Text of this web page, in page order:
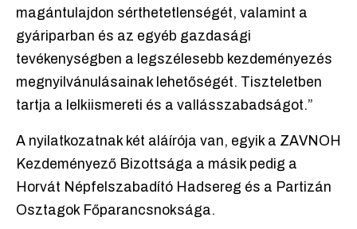
magántulajdon sérthetetlenségét, valamint a
gyáriparban és az egyéb gazdasági
tevékenységben a legszélesebb kezdeményezés
megnyilvánulásainak lehetőségét. Tiszteletben
tartja a lelkiismereti és a vallásszabadságot.”
A nyilatkozatnak két aláírója van, egyik a ZAVNOH
Kezdeményező Bizottsága a másik pedig a
Horvát Népfelszabadító Hadsereg és a Partizán
Osztagok Főparancsnoksága.